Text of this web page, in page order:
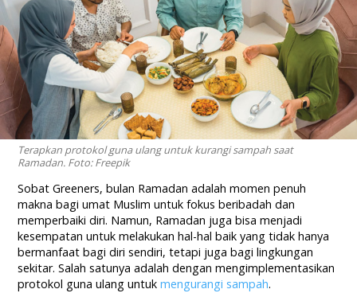
Terapkan protokol guna ulang untuk kurangi sampah saat
Ramadan. Foto: Freepik
Sobat Greeners, bulan Ramadan adalah momen penuh
makna bagi umat Muslim untuk fokus beribadah dan
memperbaiki diri. Namun, Ramadan juga bisa menjadi
kesempatan untuk melakukan hal-hal baik yang tidak hanya
bermanfaat bagi diri sendiri, tetapi juga bagi lingkungan
sekitar. Salah satunya adalah dengan mengimplementasikan
protokol guna ulang untukmengurangi sampah.